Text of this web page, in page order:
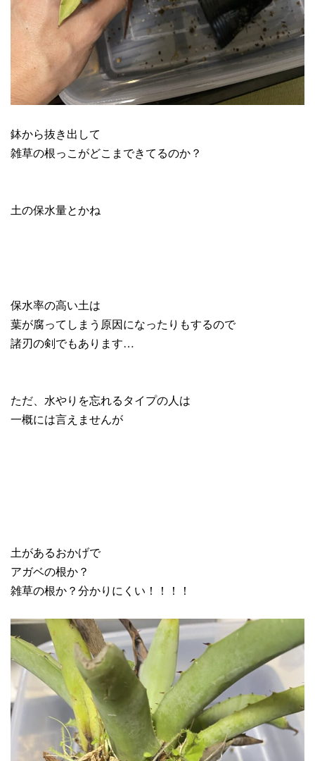
鉢から抜き出して
雑草の根っこがどこまできてるのか？
土の保水量とかね
保水率の高い土は
葉が腐ってしまう原因になったりもするので
諸刃の剣でもあります…
ただ、水やりを忘れるタイプの人は
一概には言えませんが
土があるおかげで
アガベの根か？
雑草の根か？分かりにくい！！！！